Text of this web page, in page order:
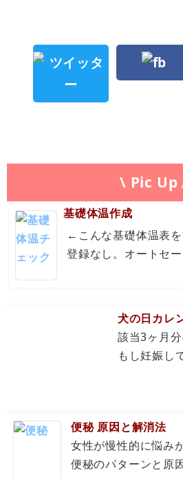
\ Pic Up
基礎体温作成
←こんな基礎体温表
登録なし。オートセ
犬の日カレ
該当3ヶ月
もし妊娠し
便秘 原因と解消法
女性が慢性的に悩み
便秘のパターンと原